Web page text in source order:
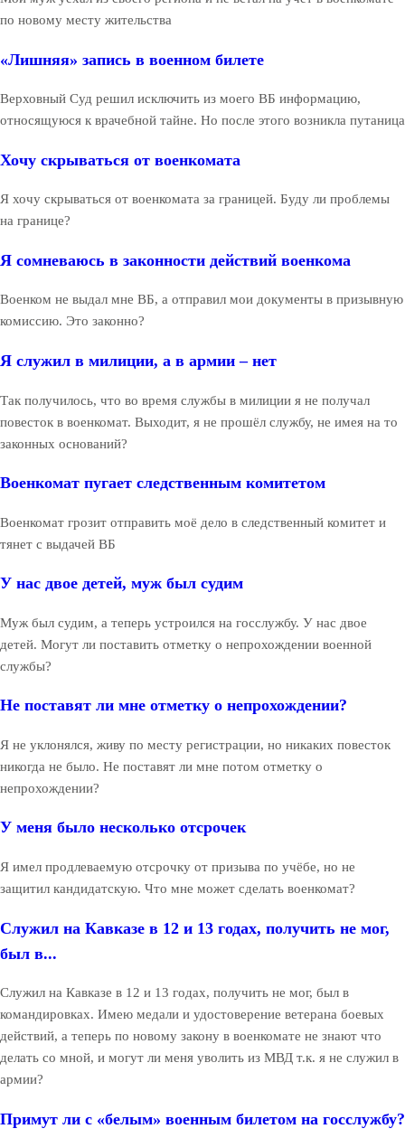
по новому месту жительства
«Лишняя» запись в военном билете
Верховный Суд решил исключить из моего ВБ информацию,
относящуюся к врачебной тайне. Но после этого возникла путаница
Хочу скрываться от военкомата
Я хочу скрываться от военкомата за границей. Буду ли проблемы
на границе?
Я сомневаюсь в законности действий военкома
Военком не выдал мне ВБ, а отправил мои документы в призывную
комиссию. Это законно?
Я служил в милиции, а в армии – нет
Так получилось, что во время службы в милиции я не получал
повесток в военкомат. Выходит, я не прошёл службу, не имея на то
законных оснований?
Военкомат пугает следственным комитетом
Военкомат грозит отправить моё дело в следственный комитет и
тянет с выдачей ВБ
У нас двое детей, муж был судим
Муж был судим, а теперь устроился на госслужбу. У нас двое
детей. Могут ли поставить отметку о непрохождении военной
службы?
Не поставят ли мне отметку о непрохождении?
Я не уклонялся, живу по месту регистрации, но никаких повесток
никогда не было. Не поставят ли мне потом отметку о
непрохождении?
У меня было несколько отсрочек
Я имел продлеваемую отсрочку от призыва по учёбе, но не
защитил кандидатскую. Что мне может сделать военкомат?
Служил на Кавказе в 12 и 13 годах, получить не мог,
был в...
Служил на Кавказе в 12 и 13 годах, получить не мог, был в
командировках. Имею медали и удостоверение ветерана боевых
действий, а теперь по новому закону в военкомате не знают что
делать со мной, и могут ли меня уволить из МВД т.к. я не служил в
армии?
Примут ли с «белым» военным билетом на госслужбу?